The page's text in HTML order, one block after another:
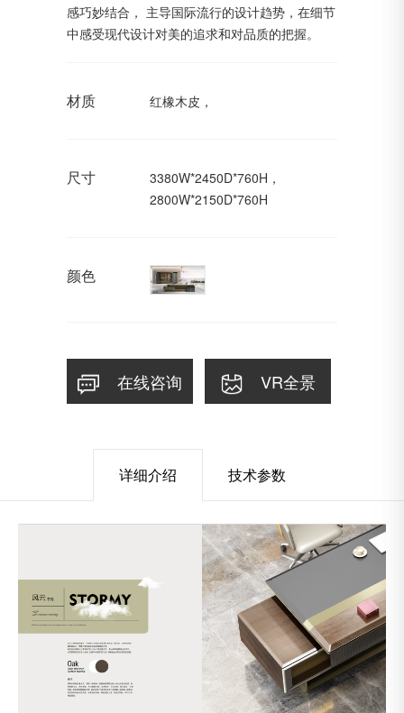
感巧妙结合， 主导国际流行的设计趋势，在细节
中感受现代设计对美的追求和对品质的把握。
材质 红橡木皮，
尺寸
3380W*2450D*760H，
2800W*2150D*760H
颜色
在线咨询 VR全景
详细介绍 技术参数